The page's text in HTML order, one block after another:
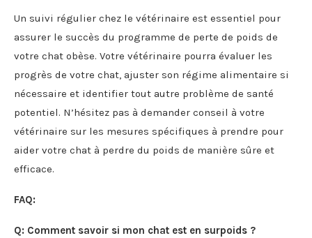
Un suivi régulier chez le vétérinaire est essentiel pour
assurer le succès du programme de perte de poids de
votre chat obèse. Votre vétérinaire pourra évaluer les
progrès de votre chat, ajuster son régime alimentaire si
nécessaire et identifier tout autre problème de santé
potentiel. N’hésitez pas à demander conseil à votre
vétérinaire sur les mesures spécifiques à prendre pour
aider votre chat à perdre du poids de manière sûre et
efficace.
FAQ:
Q: Comment savoir si mon chat est en surpoids ?